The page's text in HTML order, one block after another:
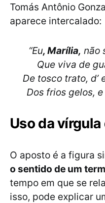
Tomás Antônio
aparece intercalado:
“Eu, Marília, não
Que viva de
De tosco trato, d’
Dos frios gelos,
Uso da
O aposto é a figura
o sentido de um
tempo em que se
isso, pode explicar